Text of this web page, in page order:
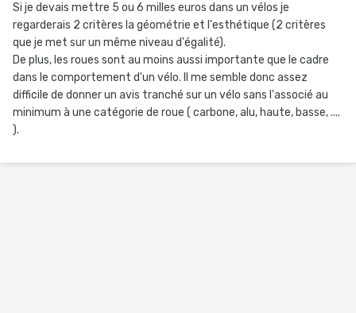
Si je devais mettre 5 ou 6 milles euros dans un vélos je
regarderais 2 critères la géométrie et l'esthétique (2 critères
que je met sur un même niveau d'égalité).
De plus, les roues sont au moins aussi importante que le cadre
dans le comportement d'un vélo. Il me semble donc assez
difficile de donner un avis tranché sur un vélo sans l'associé au
minimum à une catégorie de roue ( carbone, alu, haute, basse, ....
).